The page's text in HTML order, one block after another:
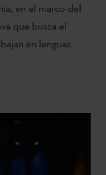
en el marco del
que busca el
en lenguas